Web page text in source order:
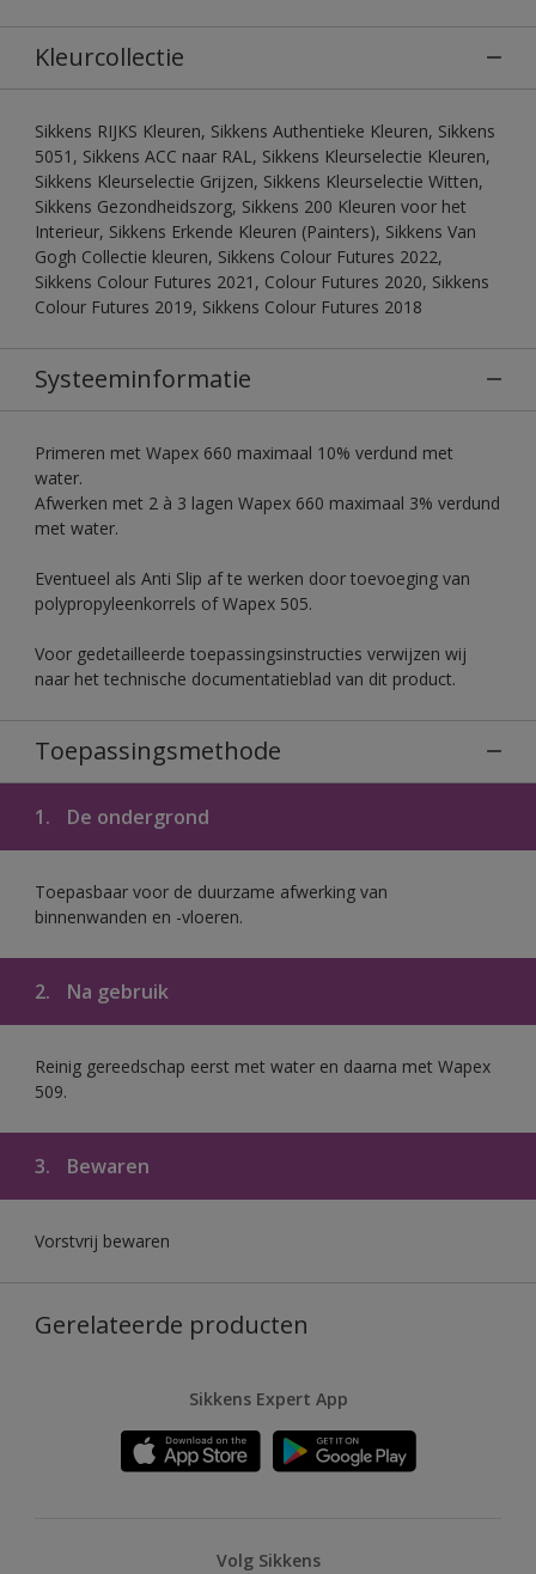
Kleurcollectie
Sikkens RIJKS Kleuren, Sikkens Authentieke Kleuren, Sikkens
5051, Sikkens ACC naar RAL, Sikkens Kleurselectie Kleuren,
Sikkens Kleurselectie Grijzen, Sikkens Kleurselectie Witten,
Sikkens Gezondheidszorg, Sikkens 200 Kleuren voor het
Interieur, Sikkens Erkende Kleuren (Painters), Sikkens Van
Gogh Collectie kleuren, Sikkens Colour Futures 2022,
Sikkens Colour Futures 2021, Colour Futures 2020, Sikkens
Colour Futures 2019, Sikkens Colour Futures 2018
Systeeminformatie
Primeren met Wapex 660 maximaal 10% verdund met
water.
Afwerken met 2 à 3 lagen Wapex 660 maximaal 3% verdund
met water.
Eventueel als Anti Slip af te werken door toevoeging van
polypropyleenkorrels of Wapex 505.
Voor gedetailleerde toepassingsinstructies verwijzen wij
naar het technische documentatieblad van dit product.
Toepassingsmethode
1. De ondergrond
Toepasbaar voor de duurzame afwerking van
binnenwanden en -vloeren.
2. Na gebruik
Reinig gereedschap eerst met water en daarna met Wapex
509.
3. Bewaren
Vorstvrij bewaren
Gerelateerde producten
Sikkens Expert App
Volg Sikkens